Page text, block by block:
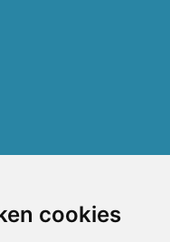
cookies